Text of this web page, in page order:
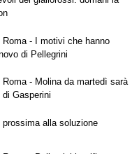
Roma - I motivi che hanno
di Pellegrini
- Molina da martedì sarà
Gasperini
prossima alla soluzione